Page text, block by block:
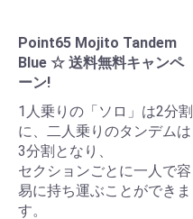
Point65 Mojito Tandem
Blue ☆ 送料無料キャンペ
ーン!
1人乗りの「ソロ」は2分割
に、二人乗りのタンデムは
3分割となり、
セクションごとに一人で容
易に持ち運ぶことができま
す。